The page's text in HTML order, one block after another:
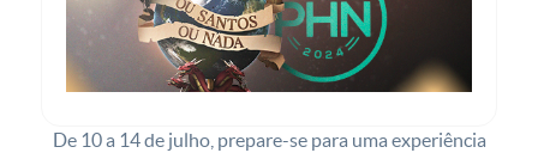
De 10 a 14 de julho, prepare-se para uma experiência